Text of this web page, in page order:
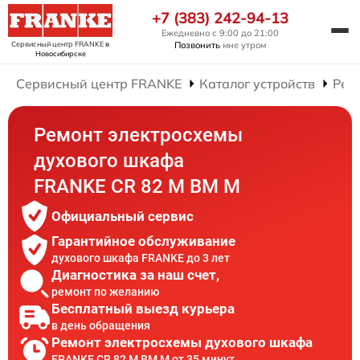
Сервисный центр FRANKEв
Новосибирске
+7 (383) 242-94-13
Ежедневно с 9:00 до 21:00
Позвонить мне утром
Сервисный центр FRANKE Каталог устройств
Ремонт электросхемы
духового шкафа
FRANKE CR 82 M BM M
Официальный сервис
Гарантийное обслуживание
духового шкафа FRANKE до 3 лет
Диагностика за наш счет,
ремонт по желанию
Бесплатный выезд курьера
в день обращения
Ремонт электросхемы духового шкафа